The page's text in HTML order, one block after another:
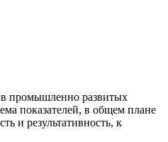
в промышленно развитых
показателей, в общем плане
и результативность, к